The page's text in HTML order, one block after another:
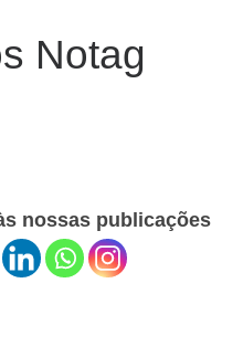
Notag
nossas publicações